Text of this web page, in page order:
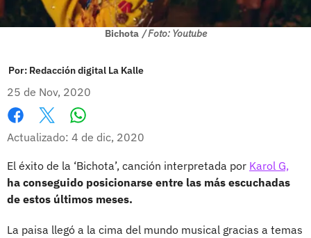
Bichota / Foto: Youtube
Por: Redacción digital La Kalle
25 de Nov, 2020
Facebook
X
Actualizado: 4 de dic, 2020
El éxito de la ‘Bichota’, canción interpretada por Karol G,
ha conseguido posicionarse entre las más escuchadas
de estos últimos meses.
La paisa llegó a la cima del mundo musical gracias a temas